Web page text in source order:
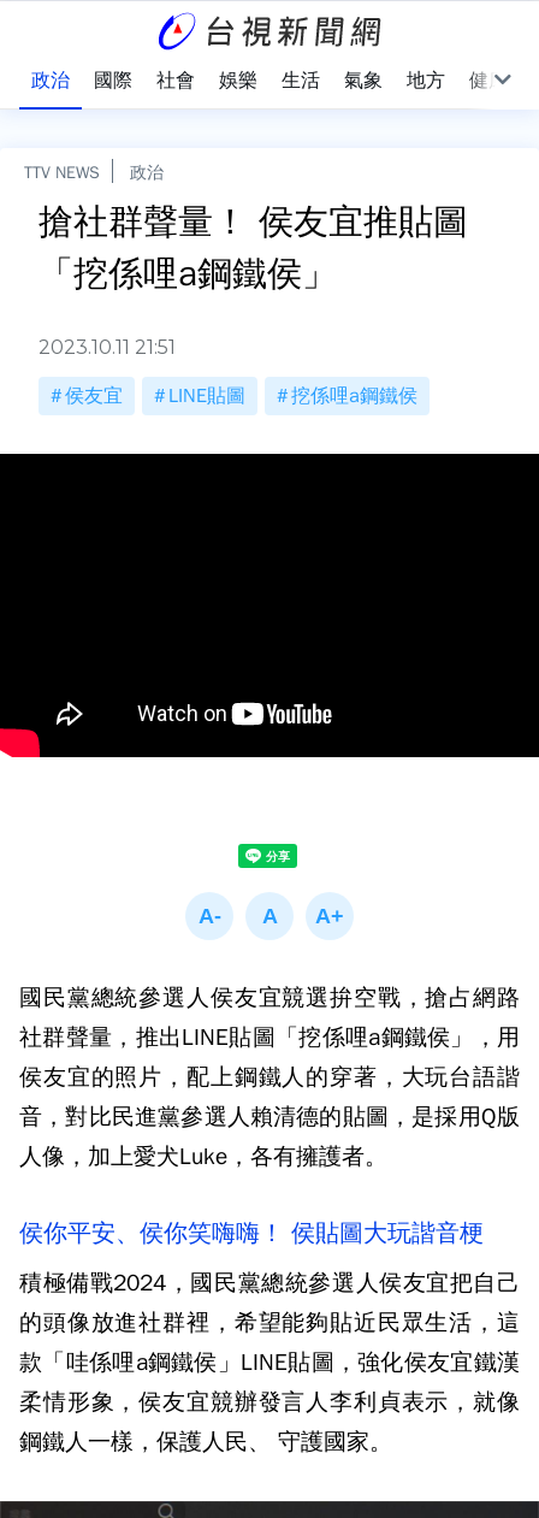
政治 國際 社會 娛樂 生活 氣象 地方 健康
TTV NEWS 政治
搶社群聲量！ 侯友宜推貼圖
「挖係哩a鋼鐵侯」
2023.10.11 21:51
侯友宜 LINE貼圖 挖係哩a鋼鐵侯
國民黨總統參選人侯友宜競選拚空戰，搶占網路
社群聲量，推出LINE貼圖「挖係哩a鋼鐵侯」，用
侯友宜的照片，配上鋼鐵人的穿著，大玩台語諧
音，對比民進黨參選人賴清德的貼圖，是採用Q版
人像，加上愛犬Luke，各有擁護者。
侯你平安、侯你笑嗨嗨！ 侯貼圖大玩諧音梗
積極備戰2024，國民黨總統參選人侯友宜把自己
的頭像放進社群裡，希望能夠貼近民眾生活，這
款「哇係哩a鋼鐵侯」LINE貼圖，強化侯友宜鐵漢
柔情形象，侯友宜競辦發言人李利貞表示，就像
鋼鐵人一樣，保護人民、 守護國家。